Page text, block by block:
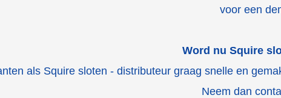
voor een
Word nu Squire
als Squire sloten - distributeur graag snelle en
Neem dan